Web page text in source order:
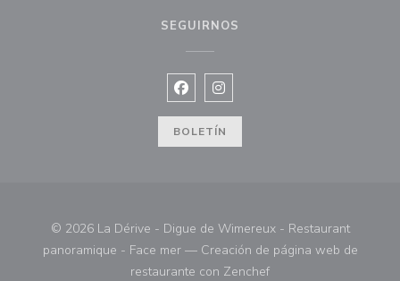
SEGUIRNOS
Facebook ((abre en una nueva
Instagram ((abre en una
BOLETÍN
© 2026 La Dérive - Digue de Wimereux - Restaurant
panoramique - Face mer — Creación de página web de
restaurante con Zenchef((abre en una nueva